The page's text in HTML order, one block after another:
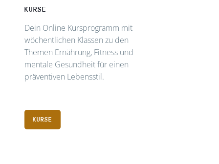
KURSE
Dein Online Kursprogramm mit
wöchentlichen Klassen zu den
Themen Ernährung, Fitness und
mentale Gesundheit für einen
präventiven Lebensstil.
KURSE